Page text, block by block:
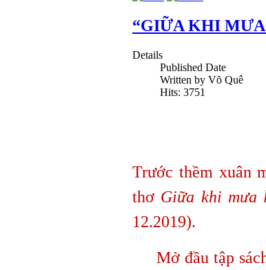
“GIỮA KHI MƯA
Details
Published Date
Written by Võ Quê
Hits: 3751
Trước thềm xuân
thơ Giữa khi mưa
12.2019).
Mở đầu tập